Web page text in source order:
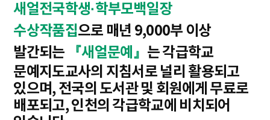
새얼전국학생·학부모백일장
수상작품집으로 매년 9,000부 이상
발간되는
『새얼문예』 는 각급학교
문예지도교사의 지침서로 널리 활용되고
있으며, 전국의 도서관 및 회원에게 무료로
배포되고, 인천의 각급학교에 비치되어